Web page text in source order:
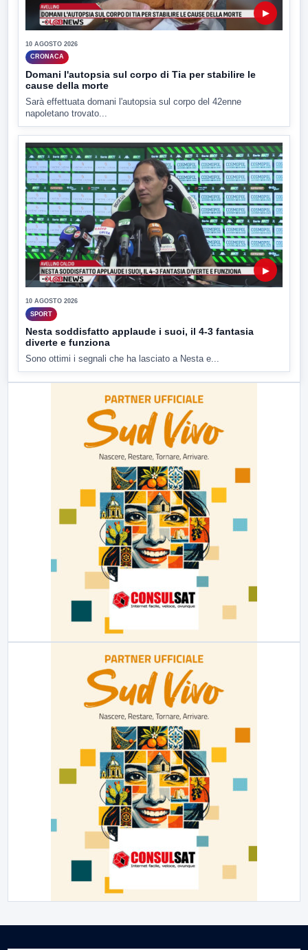
▶
10 AGOSTO 2026
CRONACA
Domani l'autopsia sul corpo di Tia per stabilire le
cause della morte
Sarà effettuata domani l'autopsia sul corpo del 42enne
napoletano trovato...
▶
10 AGOSTO 2026
SPORT
Nesta soddisfatto applaude i suoi, il 4-3 fantasia
diverte e funziona
Sono ottimi i segnali che ha lasciato a Nesta e...